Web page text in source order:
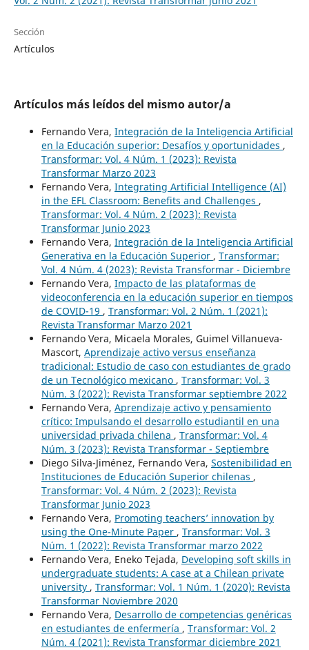
Sección
Artículos
Artículos más leídos del mismo autor/a
Fernando Vera, Integración de la Inteligencia Artificial
en la Educación superior: Desafíos y oportunidades ,
Transformar: Vol. 4 Núm. 1 (2023): Revista
Transformar Marzo 2023
Fernando Vera, Integrating Artificial Intelligence (AI)
in the EFL Classroom: Benefits and Challenges ,
Transformar: Vol. 4 Núm. 2 (2023): Revista
Transformar Junio 2023
Fernando Vera, Integración de la Inteligencia Artificial
Generativa en la Educación Superior , Transformar:
Vol. 4 Núm. 4 (2023): Revista Transformar - Diciembre
Fernando Vera, Impacto de las plataformas de
videoconferencia en la educación superior en tiempos
de COVID-19 , Transformar: Vol. 2 Núm. 1 (2021):
Revista Transformar Marzo 2021
Fernando Vera, Micaela Morales, Guimel Villanueva-
Mascort, Aprendizaje activo versus enseñanza
tradicional: Estudio de caso con estudiantes de grado
de un Tecnológico mexicano , Transformar: Vol. 3
Núm. 3 (2022): Revista Transformar septiembre 2022
Fernando Vera, Aprendizaje activo y pensamiento
crítico: Impulsando el desarrollo estudiantil en una
universidad privada chilena , Transformar: Vol. 4
Núm. 3 (2023): Revista Transformar - Septiembre
Diego Silva-Jiménez, Fernando Vera, Sostenibilidad en
Instituciones de Educación Superior chilenas ,
Transformar: Vol. 4 Núm. 2 (2023): Revista
Transformar Junio 2023
Fernando Vera, Promoting teachers’ innovation by
using the One-Minute Paper , Transformar: Vol. 3
Núm. 1 (2022): Revista Transformar marzo 2022
Fernando Vera, Eneko Tejada, Developing soft skills in
undergraduate students: A case at a Chilean private
university , Transformar: Vol. 1 Núm. 1 (2020): Revista
Transformar Noviembre 2020
Fernando Vera, Desarrollo de competencias genéricas
en estudiantes de enfermería , Transformar: Vol. 2
Núm. 4 (2021): Revista Transformar diciembre 2021